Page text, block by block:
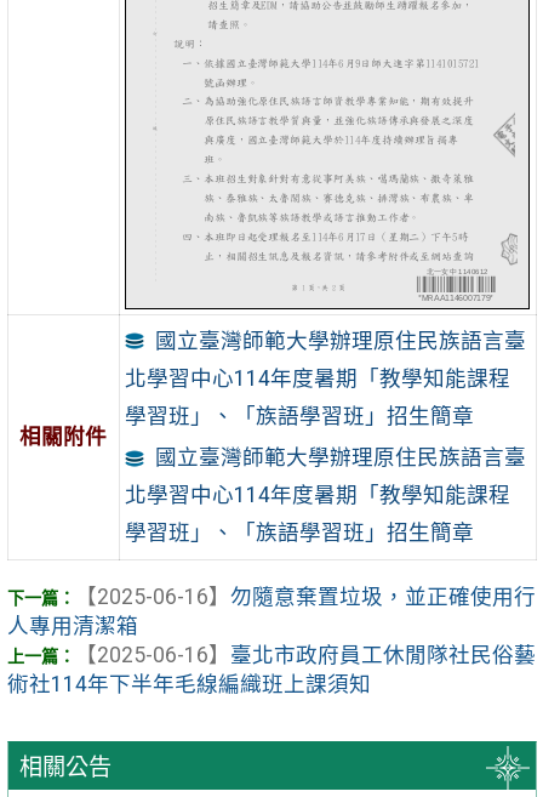
相關公告
相關附件
國立臺灣師範大學辦理原住民族語言臺
北學習中心114年度暑期「教學知能課程
學習班」、「族語學習班」招生簡章
國立臺灣師範大學辦理原住民族語言臺
北學習中心114年度暑期「教學知能課程
學習班」、「族語學習班」招生簡章
【2025-06-16】 勿隨意棄置垃圾，並正確使用行
人專用清潔箱
【2025-06-16】 臺北市政府員工休閒隊社民俗藝
術社114年下半年毛線編織班上課須知